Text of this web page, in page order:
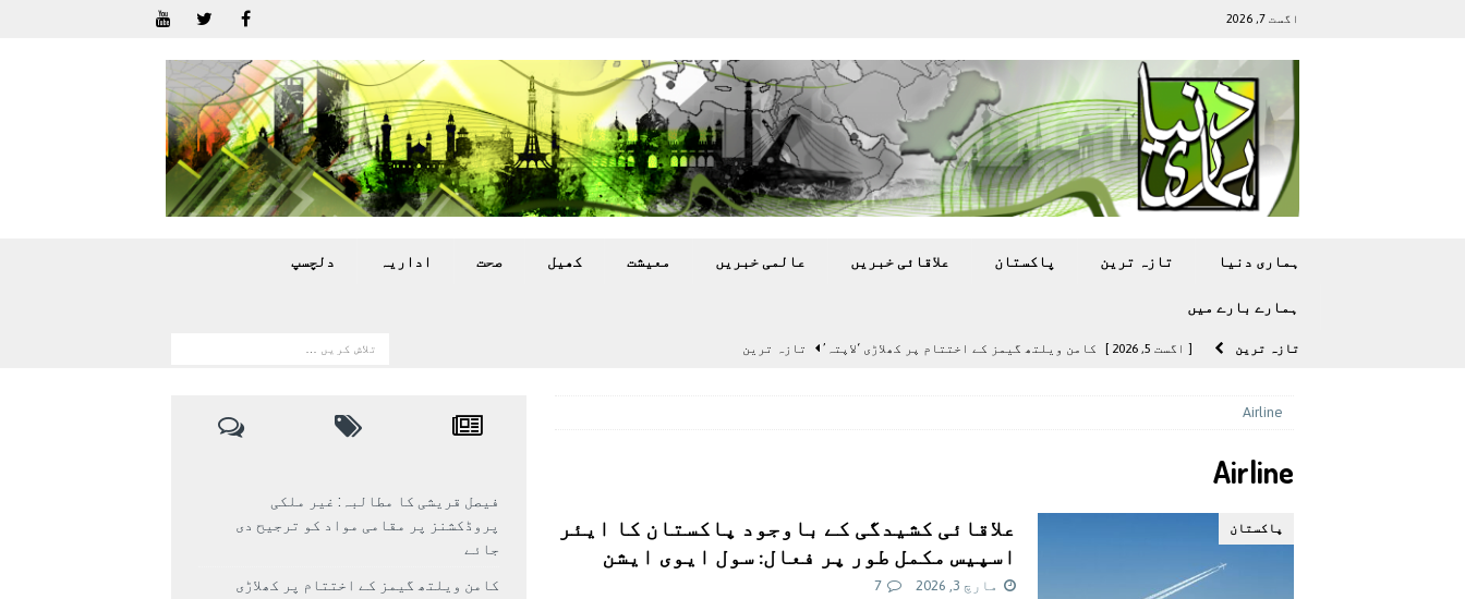
اگست 7, 2026
ہماری دنیا تازہ ترين پاکستان علاقائی خبريں عالمی خبريں معيشت کھيل صحت اداريہ دلچسپ
ہمارے بارے ميں
تازہ ترين [ اگست 5, 2026 ] کامن ویلتھ گیمز کے اختتام پر کھلاڑی ‘لاپتہ’ تازہ ترين
Airline
Airline
پاکستان
علاقائی کشیدگی کے باوجود پاکستان کا ایئر
اسپیس مکمل طور پر فعال: سول ايوی ايشن
مارچ 3, 2026 7
فیصل قریشی کا مطالبہ: غیر ملکی
پروڈکشنز پر مقامی مواد کو ترجیح دی
جائے
کامن ویلتھ گیمز کے اختتام پر کھلاڑی